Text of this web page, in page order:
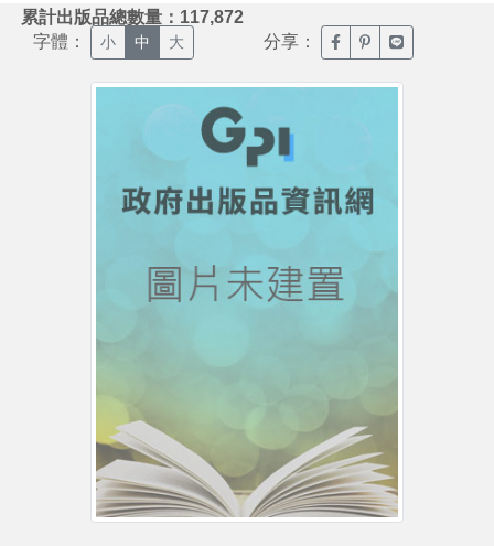
累計出版品總數量：117,872
字體： 小 中 大 分享： 臉書分享(另開新視窗)
噗浪分享(另開新
Line分享(另